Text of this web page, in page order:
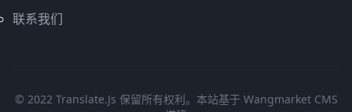
联系我们
© 2022 Translate.js 保留所有权利。本站基于 Wangmarket CMS